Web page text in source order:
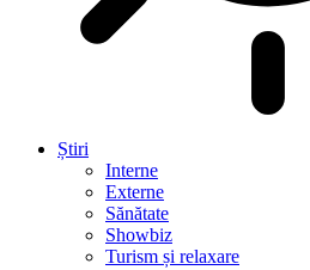
Știri
Interne
Externe
Sănătate
Showbiz
Turism și relaxare